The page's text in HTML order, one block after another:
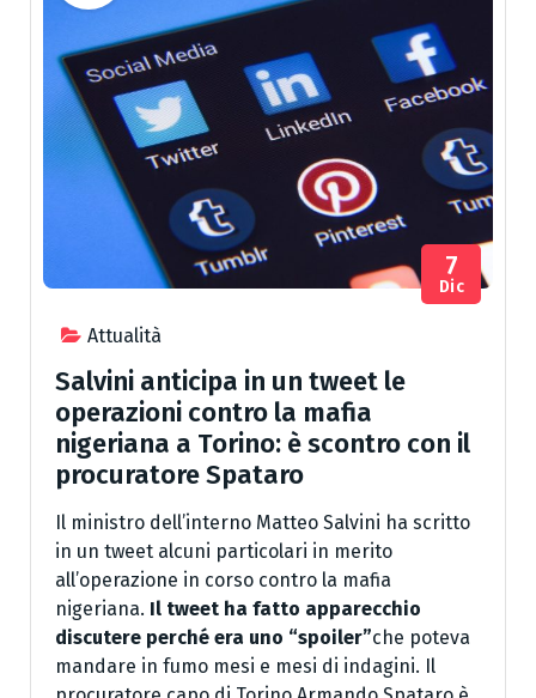
Attualità
7
Dic
Salvini anticipa in un tweet le
operazioni contro la mafia
nigeriana a Torino: è scontro con il
procuratore Spataro
Il ministro dell’interno Matteo Salvini ha scritto
in un tweet alcuni particolari in merito
all’operazione in corso contro la mafia
nigeriana. Il tweet ha fatto apparecchio
discutere perché era uno “spoiler”che poteva
mandare in fumo mesi e mesi di indagini. Il